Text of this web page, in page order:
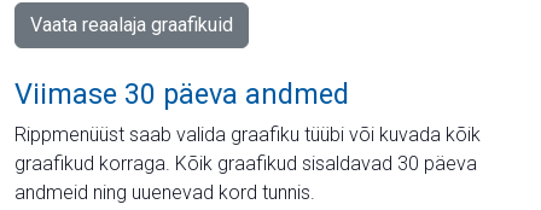
Vaata reaalaja graafikuid
Viimase 30 päeva andmed
Rippmenüüst saab valida graafiku tüübi või kuvada kõik
graafikud korraga. Kõik graafikud sisaldavad 30 päeva
andmeid ning uuenevad kord tunnis.